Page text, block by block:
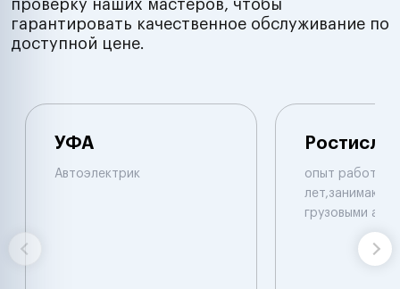
проверку наших мастеров, чтобы
гарантировать качественное обслуживание по
доступной цене.
УФА
Автоэлектрик
Ростислав
опыт работы
лет,занимаюсь
грузовыми